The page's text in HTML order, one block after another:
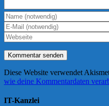
Diese Website verwendet
wie deine Kommentardaten
IT-Kanzlei